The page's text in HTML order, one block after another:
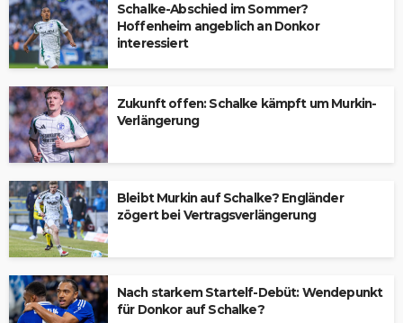
Schalke-Abschied im Sommer?
Hoffenheim angeblich an Donkor
interessiert
Zukunft offen: Schalke kämpft um Murkin-
Verlängerung
Bleibt Murkin auf Schalke? Engländer
zögert bei Vertragsverlängerung
Nach starkem Startelf-Debüt: Wendepunkt
für Donkor auf Schalke?